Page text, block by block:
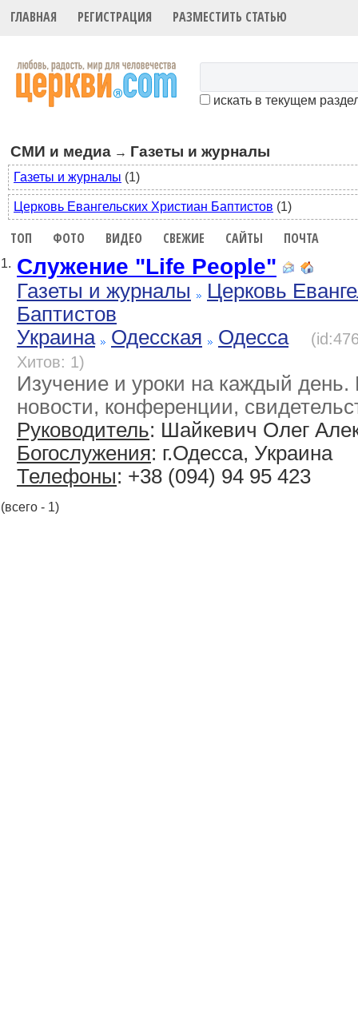
ГЛАВНАЯ РЕГИСТРАЦИЯ РАЗМЕСТИТЬ СТАТЬЮ
искать в текущем
СМИ и медиа → Газеты и журналы
Газеты и журналы (1)
Церковь Евангельских Христиан Баптистов (1)
ТОП ФОТО ВИДЕО СВЕЖИЕ САЙТЫ ПОЧТА
1. Служение "Life People"
Газеты и журналы
Церковь
Баптистов
Украина
Одесская Одесса
Хитов: 1)
Изучение и уроки на каждый
новости, конференции,
Руководитель: Шайкевич Олег
Богослужения: г.Одесса, Украина
Телефоны: +38 (094) 94 95 423
(всего - 1)